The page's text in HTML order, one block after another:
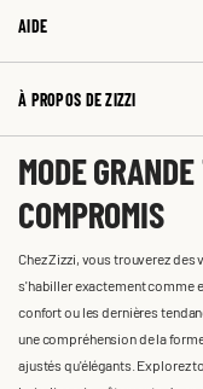
AIDE
À PROPOS DE ZIZZI
MODE
COMPROMIS
Chez Zizzi, vous trouverez
s'habiller exactement comme
confort ou les dernières
une compréhension de la
ajustés qu'élégants. Explorez